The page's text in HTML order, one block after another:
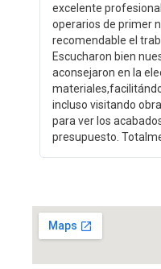
excelente
operarios de primer
recomendable el
Escucharon bien
aconsejaron en la
incluso visitando
para ver los
presupuesto.